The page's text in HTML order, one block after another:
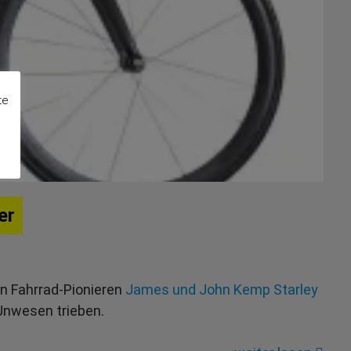
Fahrrad-Pionieren James und John Kemp Starley
trieben.